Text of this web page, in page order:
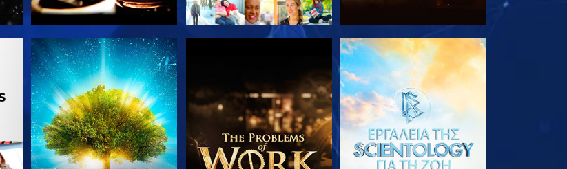
ΠΑΡΑΚΟΛΟΥΘΗΣΤΕ ΕΞΕΡΕΥΝΗΣΤΕ ΤΗ ΣΕΙΡΑ ΕΞΕΡΕΥΝΗΣΤΕ ΤΗ ΣΕΙΡΑ